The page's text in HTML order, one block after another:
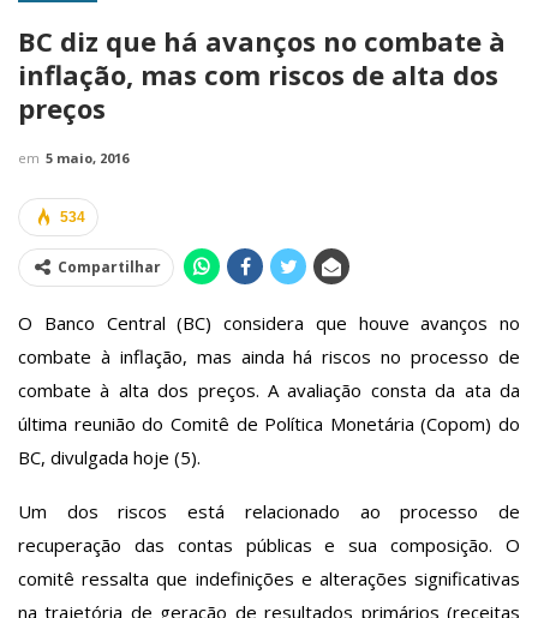
BC diz que há avanços no combate à
inflação, mas com riscos de alta dos
preços
em 5 maio, 2016
534
Compartilhar
O Banco Central (BC) considera que houve avanços no
combate à inflação, mas ainda há riscos no processo de
combate à alta dos preços. A avaliação consta da ata da
última reunião do Comitê de Política Monetária (Copom) do
BC, divulgada hoje (5).
Um dos riscos está relacionado ao processo de
recuperação das contas públicas e sua composição. O
comitê ressalta que indefinições e alterações significativas
na trajetória de geração de resultados primários (receitas